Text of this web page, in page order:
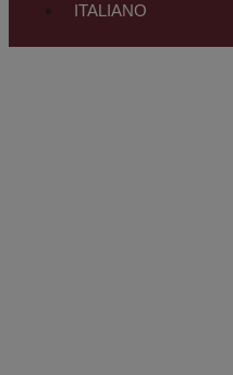
ITALIANO